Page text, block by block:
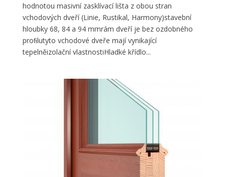
hodnotou masivní zasklívací lišta z obou stran
vchodových dveří (Linie, Rustikal, Harmony)stavební
hloubky 68, 84 a 94 mmrám dveří je bez ozdobného
proﬁlutyto vchodové dveře mají vynikající
tepelněizolační vlastnostiHladké křídlo...